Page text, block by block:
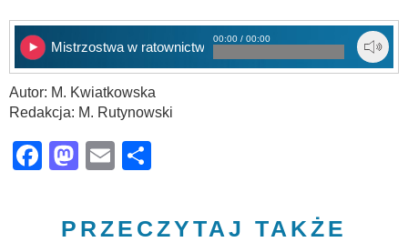
Mistrzostwa w ratownictwie medycznym
00:00 / 00:00
Autor: M. Kwiatkowska
Redakcja: M. Rutynowski
Facebook
Mastodon
Email
PRZECZYTAJ TAKŻE